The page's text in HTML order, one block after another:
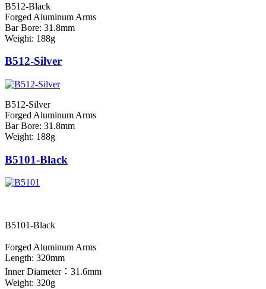
B512-Black
Forged Aluminum Arms
Bar Bore: 31.8mm
Weight: 188g
B512-Silver
B512-Silver
Forged Aluminum Arms
Bar Bore: 31.8mm
Weight: 188g
B5101-Black
B5101-Black
Forged Aluminum Arms
Length: 320mm
Inner Diameter：31.6mm
Weight: 320g